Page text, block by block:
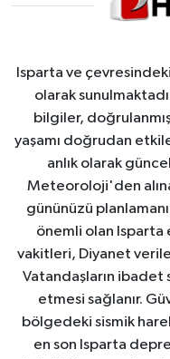
Isparta ve
olarak
bilgiler,
yaşamı doğrudan
anlık olarak
Meteoroloji'den
gününüzü
önemli olan Isparta
vakitleri, Diyanet
Vatandaşların
etmesi sağlanır.
bölgedeki sismik
en son Isparta